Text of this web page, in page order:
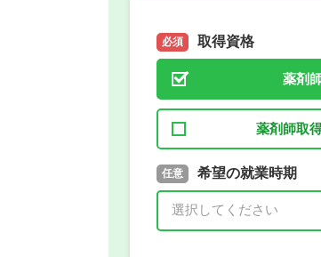
必須 取得資格
薬剤
薬剤師取
必須 取得予定年
年 3月
任意 希望の就業時期